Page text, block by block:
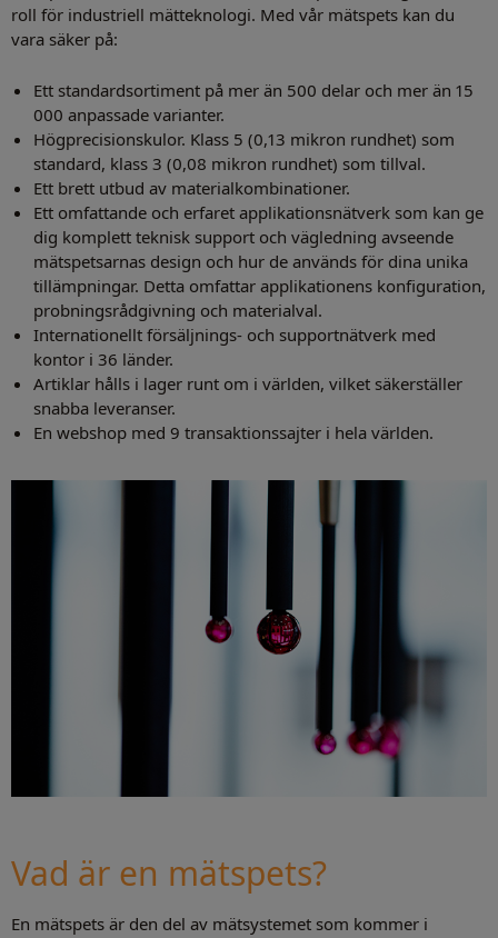
roll för industriell mätteknologi. Med vår mätspets kan du
vara säker på:
Ett standardsortiment på mer än 500 delar och mer än 15
000 anpassade varianter.
Högprecisionskulor. Klass 5 (0,13 mikron rundhet) som
standard, klass 3 (0,08 mikron rundhet) som tillval.
Ett brett utbud av materialkombinationer.
Ett omfattande och erfaret applikationsnätverk som kan ge
dig komplett teknisk support och vägledning avseende
mätspetsarnas design och hur de används för dina unika
tillämpningar. Detta omfattar applikationens konfiguration,
probningsrådgivning och materialval.
Internationellt försäljnings- och supportnätverk med
kontor i 36 länder.
Artiklar hålls i lager runt om i världen, vilket säkerställer
snabba leveranser.
En webshop med 9 transaktionssajter i hela världen.
Vad är en mätspets?
En mätspets är den del av mätsystemet som kommer i